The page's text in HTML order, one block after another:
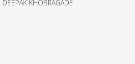
KHOBRAGADE